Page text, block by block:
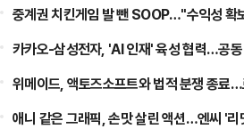
중계권 치킨게임 발 뺀 SOOP…"수익성 확
카카오-삼성전자, 'AI 인재' 육성 협력…공동
위메이드, 액토즈소프트와 법적 분쟁 종료
애니 같은 그래픽, 손맛 살린 액션…엔씨 '리